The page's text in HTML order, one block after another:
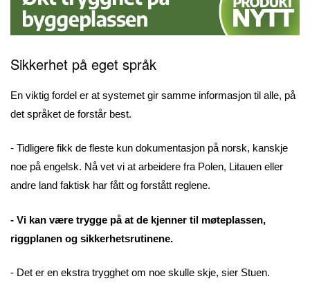
Sikkerhet på eget språk
En viktig fordel er at systemet gir samme informasjon til alle, på
det språket de forstår best.
- Tidligere fikk de fleste kun dokumentasjon på norsk, kanskje
noe på engelsk. Nå vet vi at arbeidere fra Polen, Litauen eller
andre land faktisk har fått og forstått reglene.
- Vi kan være trygge på at de kjenner til møteplassen,
riggplanen og sikkerhetsrutinene.
- Det er en ekstra trygghet om noe skulle skje, sier Stuen.